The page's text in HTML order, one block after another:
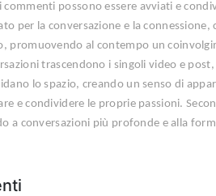
commenti possono essere avviati e
per la conversazione e la
promuovendo al contempo un
trascendono i singoli video e
lo spazio, creando un senso di
e condividere le proprie passioni.
a conversazioni più profonde e alla